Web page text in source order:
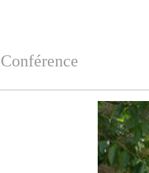
Conférence